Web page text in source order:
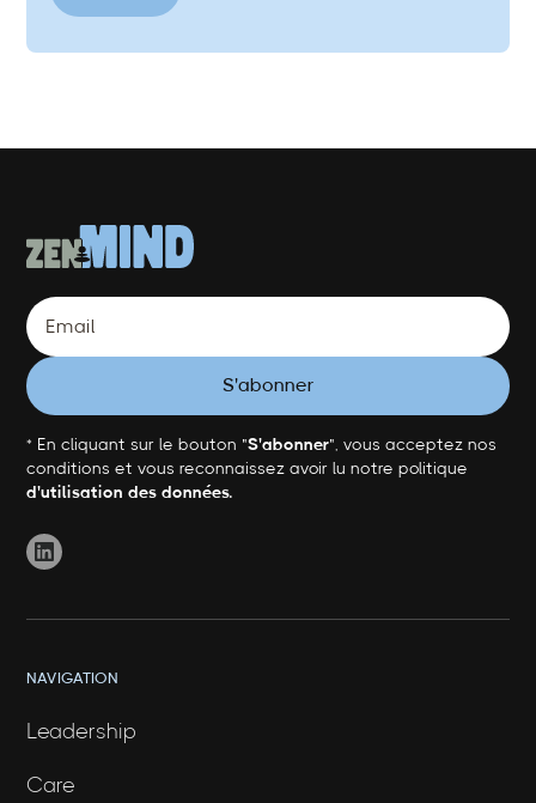
* En cliquant sur le bouton "S'abonner", vous acceptez nos
conditions et vous reconnaissez avoir lu notre politique
d'utilisation des données.
NAVIGATION
Leadership
Care